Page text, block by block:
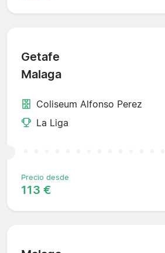
Getafe
Malaga
Coliseum Alfonso Perez
La Liga
Precio desde
113 €